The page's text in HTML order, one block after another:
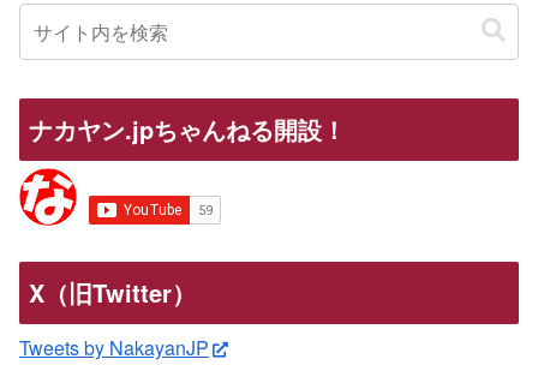
ナカヤン.jpちゃんねる開設！
X（旧Twitter）
Tweets by NakayanJP